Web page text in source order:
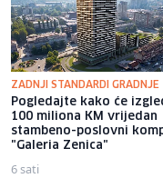
ZADNJI STANDARDI GRADNJE
Pogledajte kako će
100 miliona KM vrijedan
stambeno-poslovni
"Galeria Zenica"
6 sati